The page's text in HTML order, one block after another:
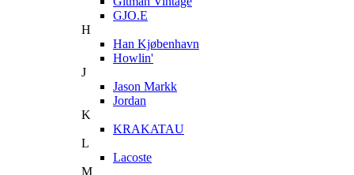
GJO.E
H
Han Kjøbenhavn
Howlin'
J
Jason Markk
Jordan
K
KRAKATAU
L
Lacoste
M